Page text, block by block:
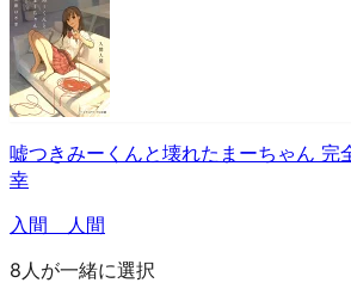
嘘つきみーくんと壊れたまーちゃん 完
幸
入間 人間
8人が一緒に選択